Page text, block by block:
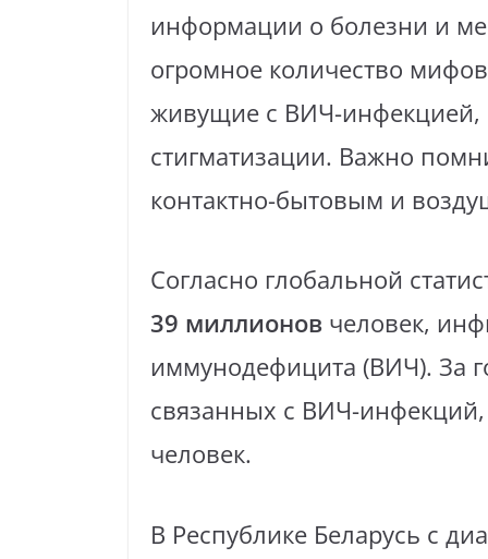
информации о болезни и
огромное количество
живущие с ВИЧ-инфекцией,
стигматизации. Важно
контактно-бытовым и
Согласно глобальной
39 миллионов человек,
иммунодефицита (ВИЧ). За
связанных с ВИЧ-
человек.
В Республике Беларусь с